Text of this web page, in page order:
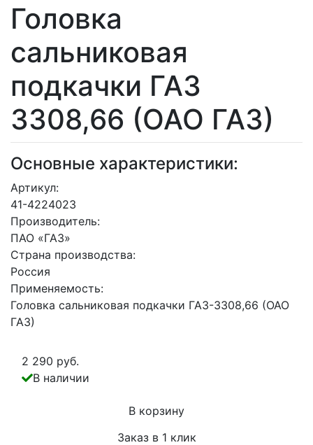
Головка
сальниковая
подкачки ГАЗ
3308,66 (ОАО ГАЗ)
Основные характеристики:
Артикул:
41-4224023
Производитель:
ПАО «ГАЗ»
Страна производства:
Россия
Применяемость:
Головка сальниковая подкачки ГАЗ-3308,66 (ОАО
ГАЗ)
2 290 руб.
В наличии
В корзину
Заказ в 1 клик